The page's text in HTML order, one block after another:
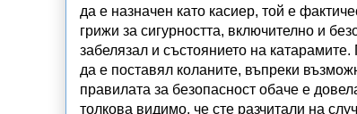
да е назначен като касиер, той е
грижи за сигурността, включително и
забелязал и състоянието на
да е поставял коланите, въпреки
правилата за безопасност обаче е
толкова видимо, че сте разчитали на